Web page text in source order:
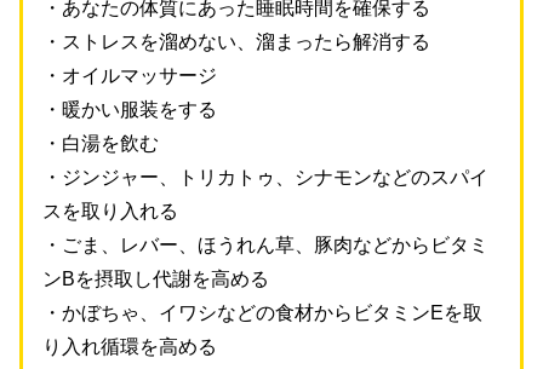
・あなたの体質にあった睡眠時間を確保する
・ストレスを溜めない、溜まったら解消する
・オイルマッサージ
・暖かい服装をする
・白湯を飲む
・ジンジャー、トリカトゥ、シナモンなどのスパイ
スを取り入れる
・ごま、レバー、ほうれん草、豚肉などからビタミ
ンBを摂取し代謝を高める
・かぼちゃ、イワシなどの食材からビタミンEを取
り入れ循環を高める